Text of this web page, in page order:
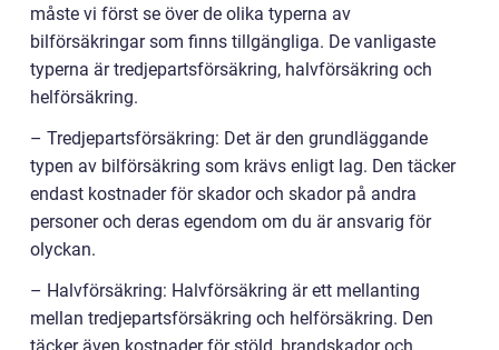
måste vi först se över de olika typerna av
bilförsäkringar som finns tillgängliga. De vanligaste
typerna är tredjepartsförsäkring, halvförsäkring och
helförsäkring.
– Tredjepartsförsäkring: Det är den grundläggande
typen av bilförsäkring som krävs enligt lag. Den täcker
endast kostnader för skador och skador på andra
personer och deras egendom om du är ansvarig för
olyckan.
– Halvförsäkring: Halvförsäkring är ett mellanting
mellan tredjepartsförsäkring och helförsäkring. Den
täcker även kostnader för stöld, brandskador och